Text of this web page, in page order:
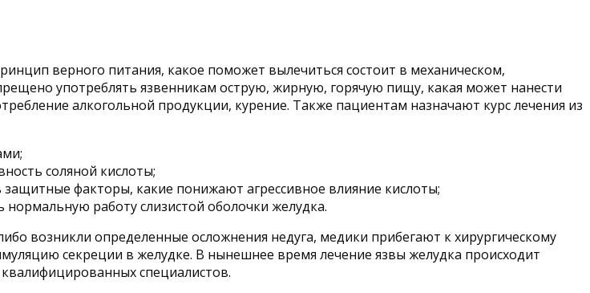
верного питания, какое поможет вылечиться состоит в механическом,
употреблять язвенникам острую, жирную, горячую пищу, какая может нанести
алкогольной продукции, курение. Также пациентам назначают курс лечения из
соляной кислоты;
факторы, какие понижают агрессивное влияние кислоты;
работу слизистой оболочки желудка.
возникли определенные осложнения недуга, медики прибегают к хирургическому
секреции в желудке. В нынешнее время лечение язвы желудка происходит
специалистов.